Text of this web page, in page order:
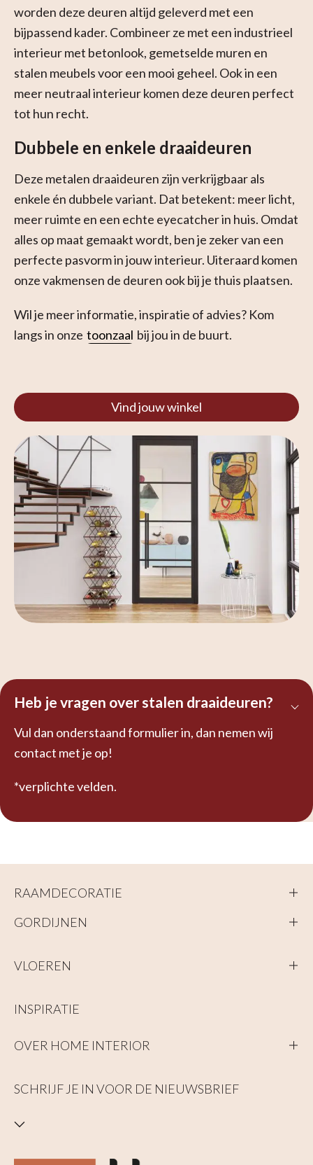
worden deze deuren altijd geleverd met een
bijpassend kader. Combineer ze met een industrieel
interieur met betonlook, gemetselde muren en
stalen meubels voor een mooi geheel. Ook in een
meer neutraal interieur komen deze deuren perfect
tot hun recht.
Dubbele en enkele draaideuren
Deze metalen draaideuren zijn verkrijgbaar als
enkele én dubbele variant. Dat betekent: meer licht,
meer ruimte en een echte eyecatcher in huis. Omdat
alles op maat gemaakt wordt, ben je zeker van een
perfecte pasvorm in jouw interieur. Uiteraard komen
onze vakmensen de deuren ook bij je thuis plaatsen.
Wil je meer informatie, inspiratie of advies? Kom
langs in onze toonzaal bij jou in de buurt.
Vind jouw winkel
Heb je vragen over stalen draaideuren?
Vul dan onderstaand formulier in, dan nemen wij
contact met je op!
*verplichte velden.
RAAMDECORATIE
GORDIJNEN
VLOEREN
INSPIRATIE
OVER HOME INTERIOR
SCHRIJF JE IN VOOR DE NIEUWSBRIEF